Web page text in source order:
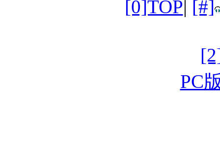
[0]TOP| [#]
PC